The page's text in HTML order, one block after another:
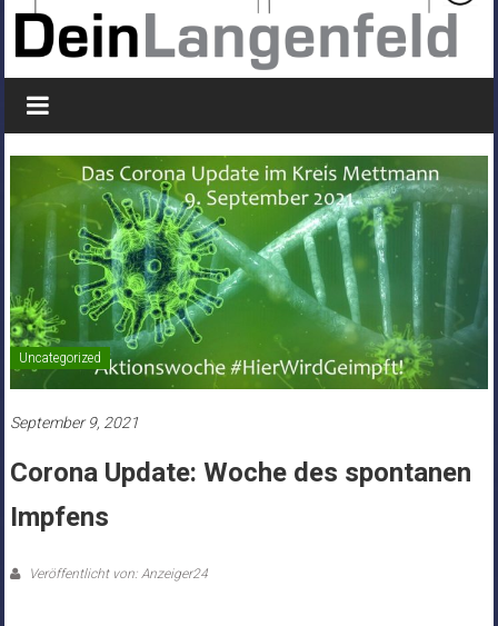
Uncategorized
September 9, 2021
Corona Update: Woche des spontanen
Impfens
Veröffentlicht von: Anzeiger24